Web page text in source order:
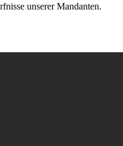
unserer Mandanten.